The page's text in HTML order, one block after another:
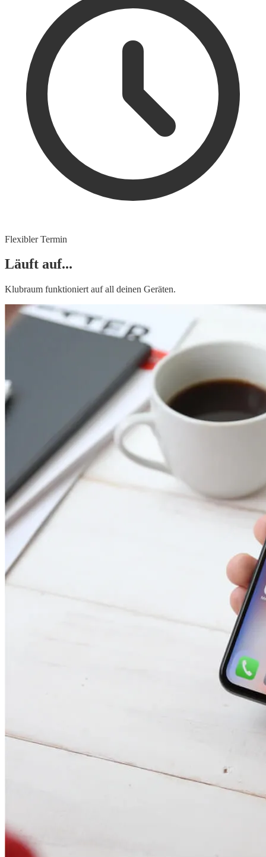
Flexibler Termin
Läuft auf...
Klubraum funktioniert auf all deinen Geräten.